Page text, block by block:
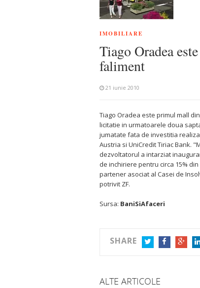
IMOBILIARE
Tiago Oradea
faliment
21 iunie 2010
Tiago Oradea este primul mall
licitatie in urmatoarele doua
jumatate fata de investitia
Austria si UniCredit Tiriac Bank.
dezvoltatorul a intarziat
de inchiriere pentru circa 15%
partener asociat al Casei de
potrivit ZF.
Sursa: BaniSiAfaceri
SHARE
ALTE ARTICOLE